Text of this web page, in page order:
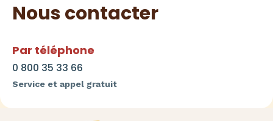
Nous contacter
Par téléphone
0 800 35 33 66
Service et appel gratuit